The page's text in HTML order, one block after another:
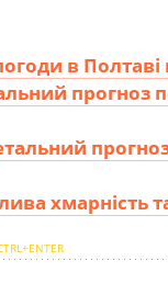
в
прогноз
хмарність